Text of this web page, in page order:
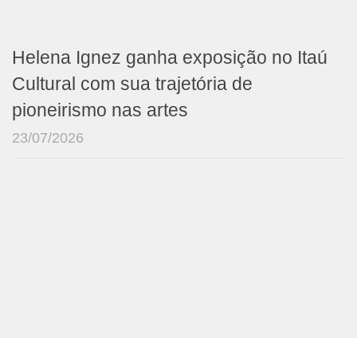
Helena Ignez ganha exposição no Itaú
Cultural com sua trajetória de
pioneirismo nas artes
23/07/2026